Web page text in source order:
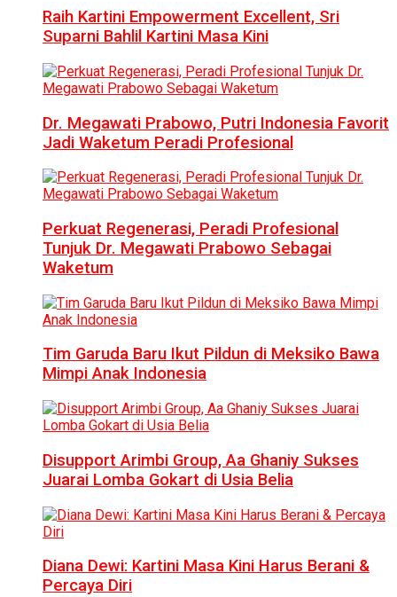
Raih Kartini Empowerment Excellent, Sri
Suparni Bahlil Kartini Masa Kini
Dr. Megawati Prabowo, Putri Indonesia Favorit
Jadi Waketum Peradi Profesional
Perkuat Regenerasi, Peradi Profesional
Tunjuk Dr. Megawati Prabowo Sebagai
Waketum
Tim Garuda Baru Ikut Pildun di Meksiko Bawa
Mimpi Anak Indonesia
Disupport Arimbi Group, Aa Ghaniy Sukses
Juarai Lomba Gokart di Usia Belia
Diana Dewi: Kartini Masa Kini Harus Berani &
Percaya Diri